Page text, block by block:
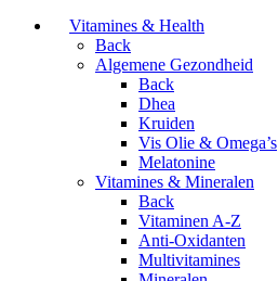
Vitamines & Health
Back
Algemene Gezondheid
Back
Dhea
Kruiden
Vis Olie & Omega’s
Melatonine
Vitamines & Mineralen
Back
Vitaminen A-Z
Anti-Oxidanten
Multivitamines